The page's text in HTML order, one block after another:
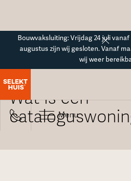
Bouwvaksluiting: Vrijdag 24 juli
augustus zijn wij gesloten. Vanaf
wij weer
Menu
Wat is een